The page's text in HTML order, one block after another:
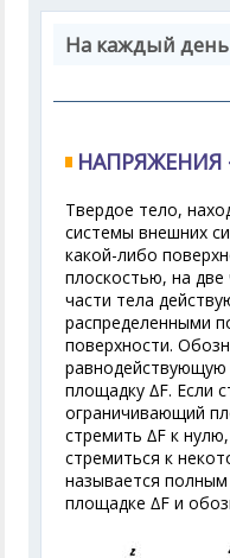
На каждый
Твердое тело,
системы внешних
какой-либо
плоскостью, на две
части тела
распределенными
поверхности.
равнодействующую
площадку ∆F. Если
ограничивающий
стремить ∆F к
стремиться к
называется
площадке ∆F и